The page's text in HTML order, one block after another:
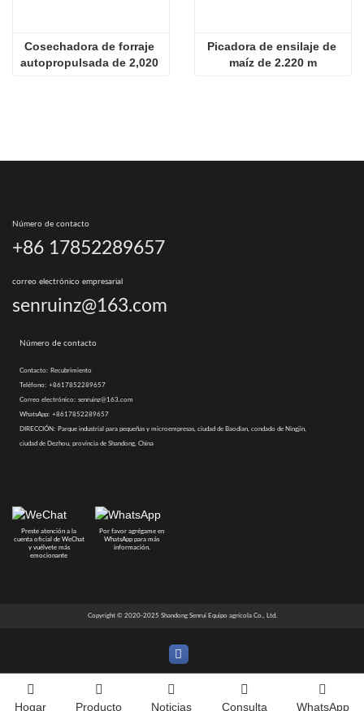
Cosechadora de forraje
autopropulsada de 2,020
Picadora de ensilaje de
maíz de 2.220 m
Número de contacto
+86 17852289657
correo electrónico empresarial
senruinz@163.com
Número de contacto
Contacto: Recubrimiento
Teléfono: +8617852289657
Correo electrónico: senruinz@163.com
WhatsApp: +8617852289657
DIRECCIÓN: Parque industrial para pequeñas y microempresas, ciudad de Baodian, condado de Ningjin,
ciudad de Dezhou, provincia de Shandong, China
Preste atención a la
cuenta oficial de WeChat
y vuélvete más
emocionante
Por favor agrégame en
WhatsApp para más
información.
Copyright © 2020-2025 Shandong Senrui Equipo agrícola Co., Ltd.
Hogar Producto Noticias Consulta WhatsApp